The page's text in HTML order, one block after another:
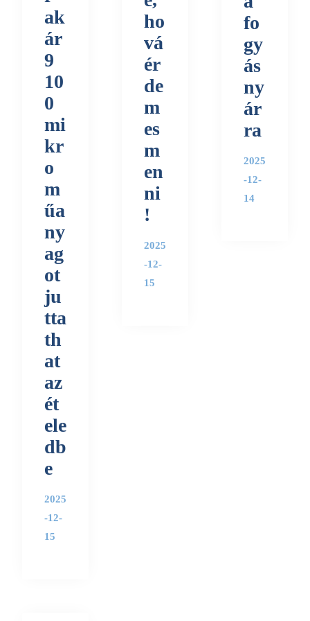
ak
ár
9
10
0
mi
kr
o
m
űa
ny
ag
ot
ju
tta
th
at
az
ét
ele
db
e
2025
-12-
15
ho
vá
ér
de
m
es
m
en
ni
!
2025
-12-
15
fo
gy
ás
ny
ár
ra
2025
-12-
14